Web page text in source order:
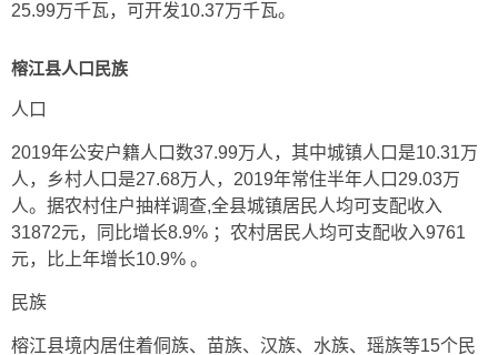
25.99万千瓦，可开发10.37万千瓦。
榕江县人口民族
人口
2019年公安户籍人口数37.99万人，其中城镇人口是10.31万
人，乡村人口是27.68万人，2019年常住半年人口29.03万
人。据农村住户抽样调查,全县城镇居民人均可支配收入
31872元，同比增长8.9% ；农村居民人均可支配收入9761
元，比上年增长10.9% 。
民族
榕江县境内居住着侗族、苗族、汉族、水族、瑶族等15个民